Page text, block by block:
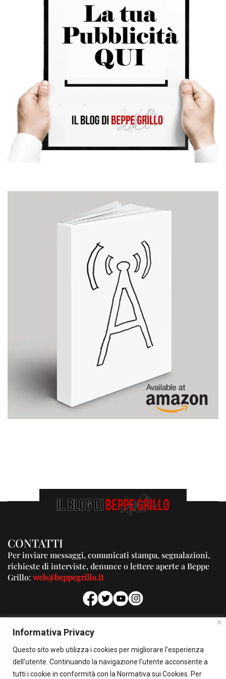
Informativa Privacy
Questo sito web utilizza i cookies per migliorare l'esperienza
dell'utente. Continuando la navigazione l'utente acconsente a
tutti i cookie in conformità con la Normativa sui Cookies. Per
CONTATTI
Per inviare messaggi, comunicati stampa, segnalazioni,
richieste di interviste, denunce o lettere aperte a Beppe
Grillo:web@beppegrillo.it
PUBBLICITA'
Per la tua pubblicità su questo Blog:
pubblicita@beppegrillo.it